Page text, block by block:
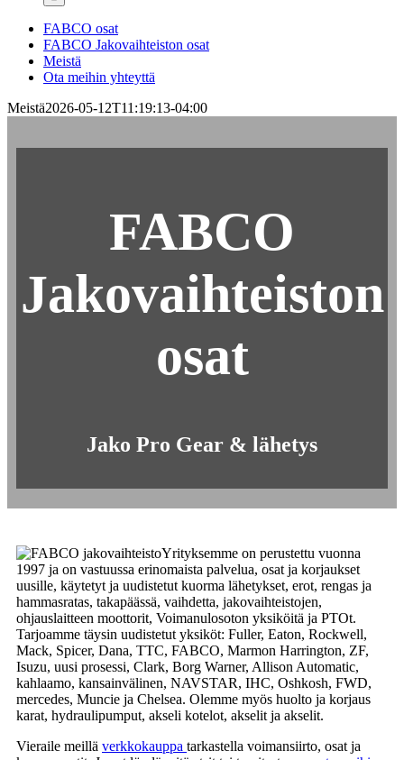
FABCO osat
FABCO Jakovaihteiston osat
Meistä
Ota meihin yhteyttä
Meistä2026-05-12T11:19:13-04:00
FABCO
Jakovaihteiston
osat
Jako Pro Gear & lähetys
Yrityksemme on perustettu vuonna
1997 ja on vastuussa erinomaista palvelua, osat ja korjaukset
uusille, käytetyt ja uudistetut kuorma lähetykset, erot, rengas ja
hammasratas, takapäässä, vaihdetta, jakovaihteistojen,
ohjauslaitteen moottorit, Voimanulosoton yksiköitä ja PTOt.
Tarjoamme täysin uudistetut yksiköt: Fuller, Eaton, Rockwell,
Mack, Spicer, Dana, TTC, FABCO, Marmon Harrington, ZF,
Isuzu, uusi prosessi, Clark, Borg Warner, Allison Automatic,
kahlaamo, kansainvälinen, NAVSTAR, IHC, Oshkosh, FWD,
mercedes, Muncie ja Chelsea. Olemme myös huolto ja korjaus
karat, hydraulipumput, akseli kotelot, akselit ja akselit.
Vieraile meillä verkkokauppa tarkastella voimansiirto, osat ja